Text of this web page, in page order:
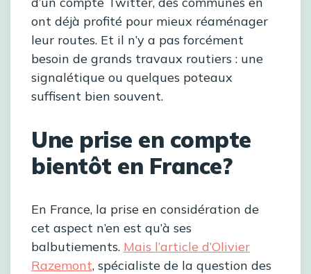
ont déjà profité pour mieux réaménager
leur routes. Et il n’y a pas forcément
besoin de grands travaux routiers : une
signalétique ou quelques poteaux
suffisent bien souvent.
Une prise en compte
bientôt en France?
En France, la prise en considération de
cet aspect n’en est qu’à ses
balbutiements. Mais l’article d’Olivier
Razemont, spécialiste de la question des